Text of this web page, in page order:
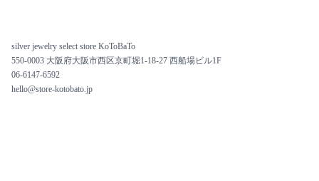
silver jewelry select store KoToBaTo
550-0003 大阪府大阪市西区京町堀1-18-27 西船場ビル1F
06-6147-6592
hello@store-kotobato.jp